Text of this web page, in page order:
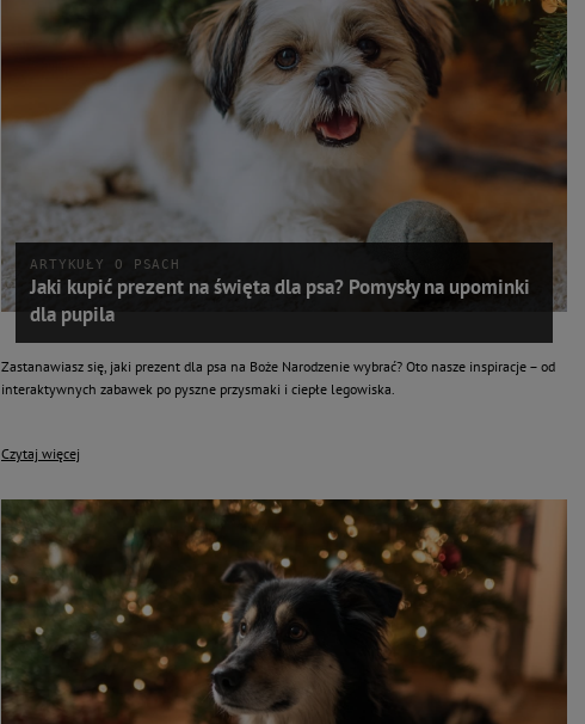
ARTYKUŁY O PSACH
Jaki kupić prezent na święta dla psa? Pomysły na upominki
dla pupila
Zastanawiasz się, jaki prezent dla psa na Boże Narodzenie wybrać? Oto nasze inspiracje – od
interaktywnych zabawek po pyszne przysmaki i ciepłe legowiska.
Czytaj więcej